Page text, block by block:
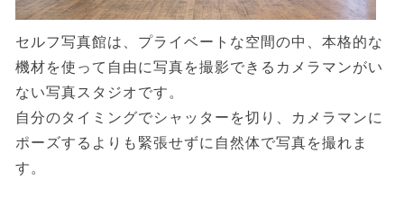
セルフ写真館は、プライベートな空間の中、本格的な
機材を使って自由に写真を撮影できるカメラマンがい
ない写真スタジオです。
自分のタイミングでシャッターを切り、カメラマンに
ポーズするよりも緊張せずに自然体で写真を撮れま
す。